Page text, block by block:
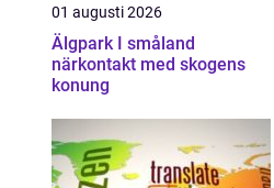
01 augusti 2026
Älgpark I småland
närkontakt med skogens
konung